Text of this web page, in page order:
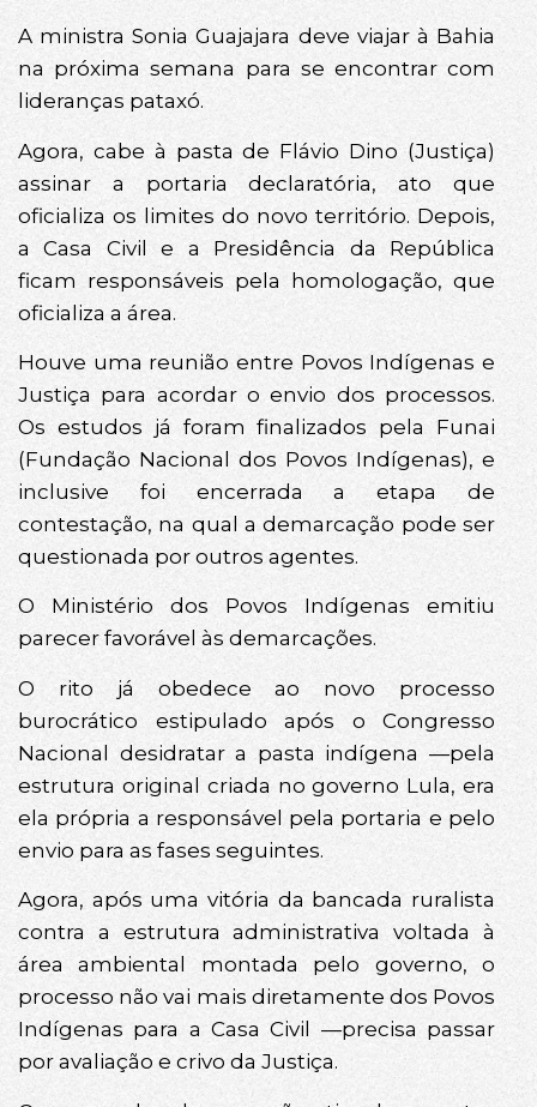
A ministra Sonia Guajajara deve viajar à Bahia
na próxima semana para se encontrar com
lideranças pataxó.
Agora, cabe à pasta de Flávio Dino (Justiça)
assinar a portaria declaratória, ato que
oficializa os limites do novo território. Depois,
a Casa Civil e a Presidência da República
ficam responsáveis pela homologação, que
oficializa a área.
Houve uma reunião entre Povos Indígenas e
Justiça para acordar o envio dos processos.
Os estudos já foram finalizados pela Funai
(Fundação Nacional dos Povos Indígenas), e
inclusive foi encerrada a etapa de
contestação, na qual a demarcação pode ser
questionada por outros agentes.
O Ministério dos Povos Indígenas emitiu
parecer favorável às demarcações.
O rito já obedece ao novo processo
burocrático estipulado após o Congresso
Nacional desidratar a pasta indígena —pela
estrutura original criada no governo Lula, era
ela própria a responsável pela portaria e pelo
envio para as fases seguintes.
Agora, após uma vitória da bancada ruralista
contra a estrutura administrativa voltada à
área ambiental montada pelo governo, o
processo não vai mais diretamente dos Povos
Indígenas para a Casa Civil —precisa passar
por avaliação e crivo da Justiça.